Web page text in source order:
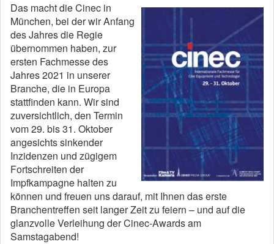
Das macht die Cinec in
München, bei der wir Anfang
des Jahres die Regie
übernommen haben, zur
ersten Fachmesse des
Jahres 2021 in unserer
Branche, die in Europa
stattfinden kann. Wir sind
zuversichtlich, den Termin
vom 29. bis 31. Oktober
angesichts sinkender
Inzidenzen und zügigem
Fortschreiten der
Impfkampagne halten zu
können und freuen uns darauf, mit Ihnen das erste
Branchentreffen seit langer Zeit zu feiern – und auf die
glanzvolle Verleihung der Cinec-Awards am
Samstagabend!